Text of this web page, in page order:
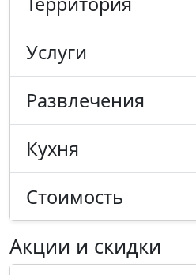
Услуги
Развлечения
Кухня
Стоимость
Акции и скидки